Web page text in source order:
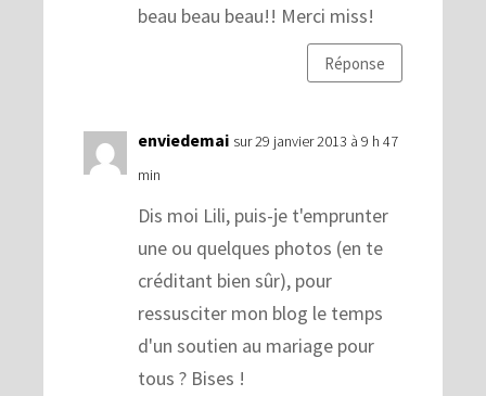
beau beau beau!! Merci miss!
Réponse
enviedemai sur 29 janvier 2013 à 9 h 47
min
Dis moi Lili, puis-je t'emprunter
une ou quelques photos (en te
créditant bien sûr), pour
ressusciter mon blog le temps
d'un soutien au mariage pour
tous ? Bises !